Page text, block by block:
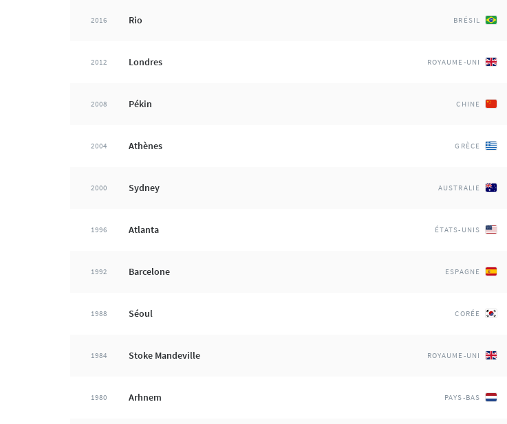
2016 Rio BRÉSIL
2012 Londres ROYAUME-UNI
2008 Pékin CHINE
2004 Athènes GRÈCE
2000 Sydney AUSTRALIE
1996 Atlanta ÉTATS-UNIS
1992 Barcelone ESPAGNE
1988 Séoul CORÉE
1984 Stoke Mandeville ROYAUME-UNI
1980 Arhnem PAYS-BAS